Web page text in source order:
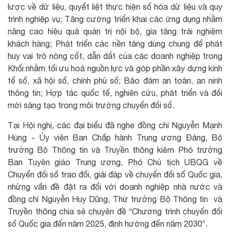
lược về dữ liệu, quyết liệt thực hiện số hóa dữ liệu và quy
trình nghiệp vụ; Tăng cường triển khai các ứng dụng nhằm
nâng cao hiệu quả quản trị nội bộ, gia tăng trải nghiệm
khách hàng; Phát triển các nền tảng dùng chung để phát
huy vai trò nòng cốt, dẫn dắt của các doanh nghiệp trong
Khối nhằm tối ưu hoá nguồn lực và góp phần xây dựng kinh
tế số, xã hội số, chính phủ số; Bảo đảm an toàn, an ninh
thông tin; Hợp tác quốc tế, nghiên cứu, phát triển và đổi
mới sáng tạo trong môi trường chuyển đổi số.
Tại Hội nghị, các đại biểu đã nghe đồng chí Nguyễn Mạnh
Hùng - Ủy viên Ban Chấp hành Trung ương Đảng, Bộ
trưởng Bộ Thông tin và Truyền thông kiêm Phó trưởng
Ban Tuyên giáo Trung ương, Phó Chủ tịch UBQG về
Chuyển đổi số trao đổi, giải đáp về chuyển đổi số Quốc gia,
những vấn đề đặt ra đối với doanh nghiệp nhà nước và
đồng chí Nguyễn Huy Dũng, Thứ trưởng Bộ Thông tin và
Truyền thông chia sẻ chuyên đề “Chương trình chuyển đổi
số Quốc gia đến năm 2025, định hướng đến năm 2030”.